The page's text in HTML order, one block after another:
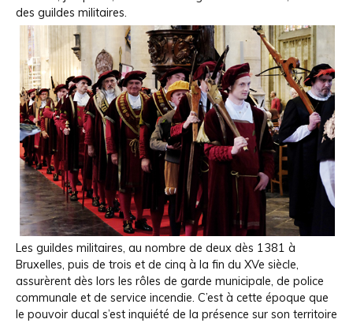
des guildes militaires.
Les guildes militaires, au nombre de deux dès 1381 à
Bruxelles, puis de trois et de cinq à la fin du XVe siècle,
assurèrent dès lors les rôles de garde municipale, de police
communale et de service incendie. C’est à cette époque que
le pouvoir ducal s’est inquiété de la présence sur son territoire